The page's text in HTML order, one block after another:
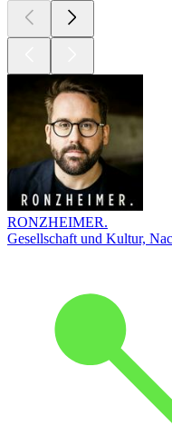
RONZHEIMER.
Gesellschaft und Kultur,